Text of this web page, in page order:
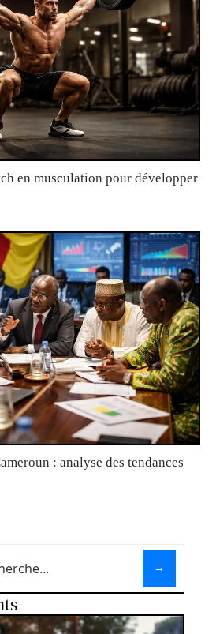
en musculation pour développer
: analyse des tendances